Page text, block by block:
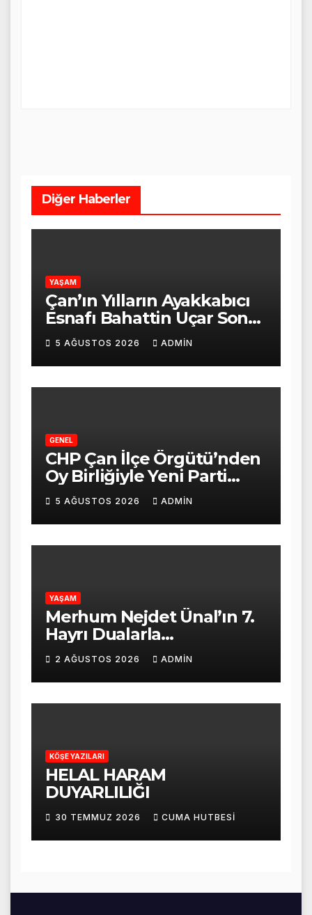
Diğer Haberler
YAŞAM
Çan’ın Yılların Ayakkabıcı
Esnafı Bahattin Uçar Son
Yolculuğuna Uğurlandı
5 AĞUSTOS 2026 ADMIN
GENEL
CHP Çan İlçe Örgütü’nden
Oy Birliğiyle Yeni Parti
Kararı
5 AĞUSTOS 2026 ADMIN
YAŞAM
Merhum Nejdet Ünal’ın 7.
Hayrı Dualarla
Gerçekleştirildi
2 AĞUSTOS 2026 ADMIN
KÖŞE YAZILARI
HELAL HARAM
DUYARLILIĞI
30 TEMMUZ 2026 CUMA HUTBESI